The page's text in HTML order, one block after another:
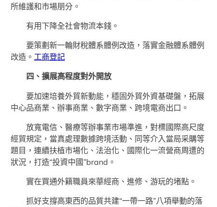
所維護和市場朋分。
有用下降全社會物流本錢。
要策劃新一輪財稅體系體例改造，落實金融體系體例
改造。工商登記
四、擴展高程度對外開放
要加速培養外貿新動能，穩固外貿外資基礎盤，拓展
中心品商業、辦事商業、數字商業、跨境電商出口。
放寬電信、醫療等辦事業市場準進，對標國際高尺度
經貿規定，當真處理數據跨境活動、同等介入當局采購等
題目，連續扶植市場化、法治化、國際化一流營商周遭的
狀況，打造“投資中國”brand。
實在買通外籍職員來華經商、進修、游玩的堵點。
抓好支撐高東西的品質共建“一帶一路”八項舉動的落